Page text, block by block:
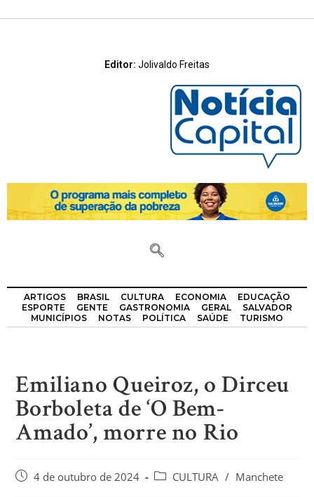
Editor: Jolivaldo Freitas
ARTIGOS BRASIL CULTURA ECONOMIA
EDUCAÇÃO
ESPORTE
GENTE GASTRONOMIA GERAL
SALVADOR
MUNICÍPIOS
NOTAS POLÍTICA SAÚDE TURISMO
Emiliano Queiroz, o Dirceu
Borboleta de ‘O Bem-
Amado’, morre no Rio
4 de outubro de 2024 CULTURA / Manchete